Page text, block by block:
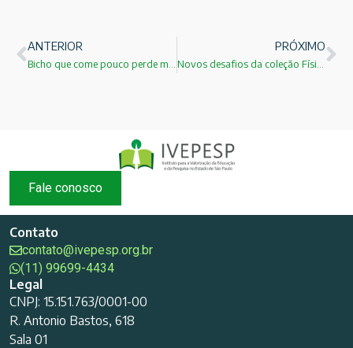
ANTERIOR PRÓXIMO
Fale conosco
Contato
contato@ivepesp.org.br
(11) 99699-4434
Legal
CNPJ: 15.151.763/0001-00
R. Antonio Bastos, 618
Sala 01